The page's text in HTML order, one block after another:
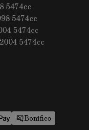
5474cc
5474cc
5474cc
5474cc
Bonifico